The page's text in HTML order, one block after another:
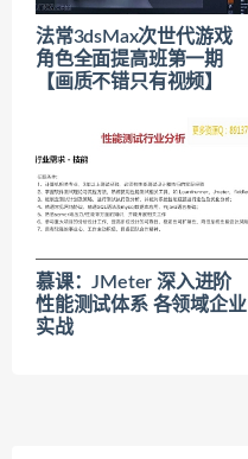
法常3dsMax次世代游戏
角色全面提高班第一期
【画质不错只有视频】
慕课：JMeter 深入进阶
性能测试体系 各领域企业
实战